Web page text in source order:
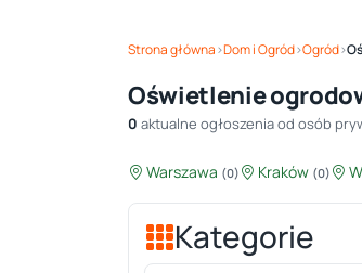
Strona główna›Dom i Ogród›Ogród›
Oświetlenie
0 aktualne ogłoszenia od osób
Warszawa (0) Kraków (0)
Kategorie